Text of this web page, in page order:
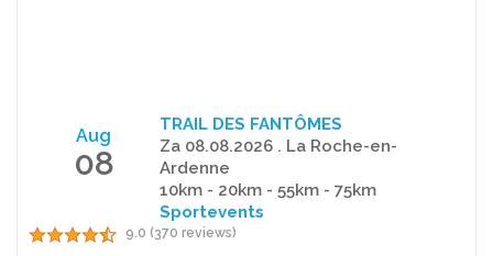
Aug
08
TRAIL DES FANTÔMES
Za 08.08.2026 . La Roche-en-
Ardenne
10km - 20km - 55km - 75km
Sportevents
9.0 (370 reviews)